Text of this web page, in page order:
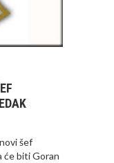
šef
će biti Goran